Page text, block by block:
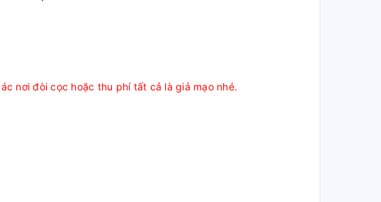
nơi đòi cọc hoặc thu phí tất cả là giả mạo nhé.